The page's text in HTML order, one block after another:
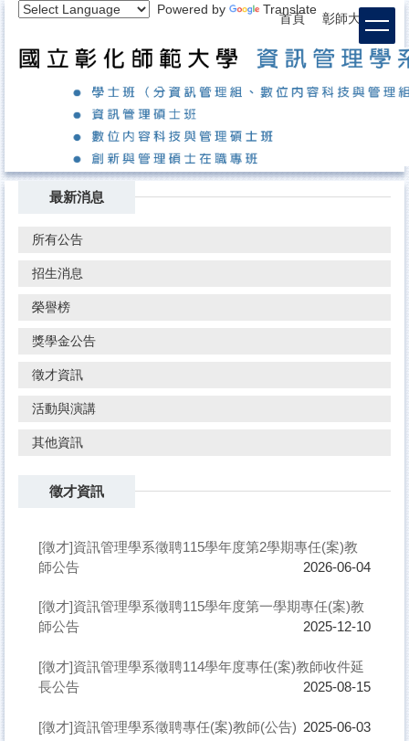
主
要
Powered by Translate
首頁 彰師大首頁
最新消息
所有公告
招生消息
榮譽榜
獎學金公告
徵才資訊
活動與演講
其他資訊
徵才資訊
[徵才]資訊管理學系徵聘115學年度第2學期專任(案)教
師公告
2026-06-04
[徵才]資訊管理學系徵聘115學年度第一學期專任(案)教
師公告
2025-12-10
[徵才]資訊管理學系徵聘114學年度專任(案)教師收件延
長公告
2025-08-15
[徵才]資訊管理學系徵聘專任(案)教師(公告) 2025-06-03